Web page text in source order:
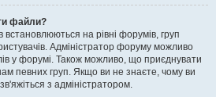
файли?
на рівні форумів, груп
Адміністратор форуму можливо
у форумі. Також можливо, що приєднувати
певних груп. Якщо ви не знаєте, чому ви
з адміністратором.